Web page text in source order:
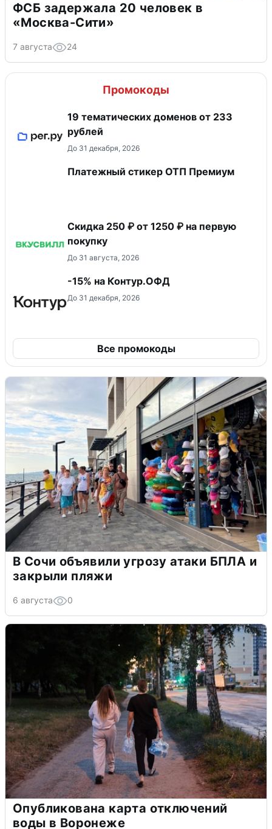
ФСБ задержала 20 человек в
«Москва-Сити»
7 августа 24
Промокоды
19 тематических доменов от 233
рублей
До 31 декабря, 2026
Платежный стикер ОТП Премиум
Скидка 250 ₽ от 1250 ₽ на первую
покупку
До 31 августа, 2026
-15% на Контур.ОФД
До 31 декабря, 2026
Все промокоды
В Сочи объявили угрозу атаки БПЛА и
закрыли пляжи
6 августа 0
Опубликована карта отключений
воды в Воронеже